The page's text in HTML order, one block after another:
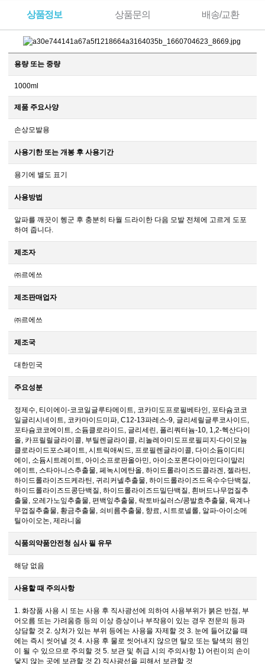
상품정보 상품문의 배송/교환
용량 또는 중량
1000ml
제품 주요사양
손상모발용
사용기한 또는 개봉 후 사용기간
용기에 별도 표기
사용방법
알파를 깨끗이 헹군 후 충분히 타월 드라이한 다음 모발 전체에 고르게 도포
하여 줍니다.
제조자
㈜르에쓰
제조판매업자
㈜르에쓰
제조국
대한민국
주요성분
정제수, 티이에이-코코일글루타메이트, 코카미도프로필베타인, 포타슘코코
일글리시네이트, 코카마이드미파, C12-13파레스-9, 글리세릴글루코사이드,
포타슘코코에이트, 소듐클로라이드, 글리세린, 폴리쿼터늄-10, 1,2-헥산다이
올, 카프릴릴글라이콜, 부틸렌글라이콜, 리놀레아미도프로필피지-다이모늄
클로라이드포스페이트, 시트릭애씨드, 프로필렌글라이콜, 다이소듐이디티
에이, 소듐시트레이트, 아이소프로판올아민, 아이소포론다이아민다이말리
에이트, 스타아니스추출물, 페녹시에탄올, 하이드롤라이즈드콜라겐, 젤라틴,
하이드롤라이즈드케라틴, 귀리커넬추출물, 하이드롤라이즈드옥수수단백질,
하이드롤라이즈드콩단백질, 하이드롤라이즈드밀단백질, 흰버드나무껍질추
출물, 오레가노잎추출물, 편백잎추출물, 락토바실러스/콩발효추출물, 육계나
무껍질추출물, 황금추출물, 쇠비름추출물, 향료, 시트로넬롤, 알파-아이소메
틸아이오논, 제라니올
식품의약품안전청 심사 필 유무
해당 없음
사용할 때 주의사항
1. 화장품 사용 시 또는 사용 후 직사광선에 의하여 사용부위가 붉은 반점, 부
어오름 또는 가려움증 등의 이상 증상이나 부작용이 있는 경우 전문의 등과
상담할 것 2. 상처가 있는 부위 등에는 사용을 자제할 것 3. 눈에 들어갔을 때
에는 즉시 씻어낼 것 4. 사용 후 물로 씻어내지 않으면 탈모 또는 탈색의 원인
이 될 수 있으므로 주의할 것 5. 보관 및 취급 시의 주의사항 1) 어린이의 손이
닿지 않는 곳에 보관할 것 2) 직사광선을 피해서 보관할 것